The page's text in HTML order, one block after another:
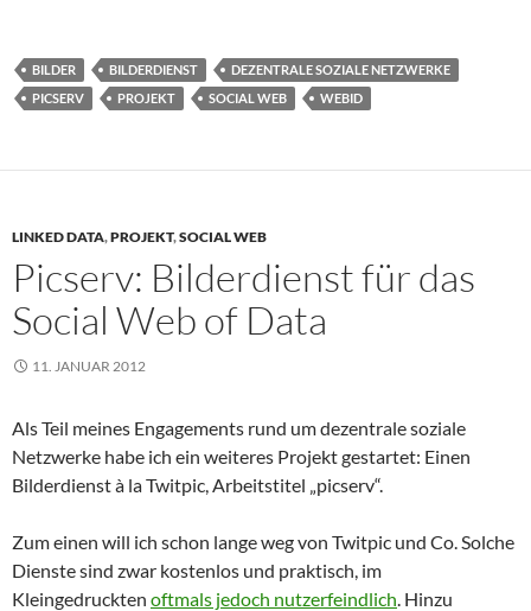
BILDER BILDERDIENST
DEZENTRALE SOZIALE NETZWERKE
PICSERV
PROJEKT SOCIAL WEB WEBID
LINKED DATA,PROJEKT,SOCIAL WEB
Picserv: Bilderdienst für das
Social Web of Data
11. JANUAR 2012
Als Teil meines Engagements rund um dezentrale soziale
Netzwerke habe ich ein weiteres Projekt gestartet: Einen
Bilderdienst à la Twitpic, Arbeitstitel „picserv“.
Zum einen will ich schon lange weg von Twitpic und Co. Solche
Dienste sind zwar kostenlos und praktisch, im
Kleingedruckten oftmals jedoch nutzerfeindlich. Hinzu